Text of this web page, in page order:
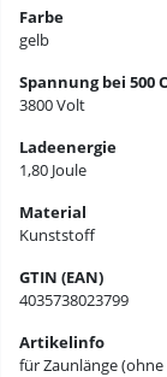
Farbe
gelb
Spannung bei 500
3800 Volt
Ladeenergie
1,80 Joule
Material
Kunststoff
GTIN (EAN)
4035738023799
Artikelinfo
für Zaunlänge (ohne